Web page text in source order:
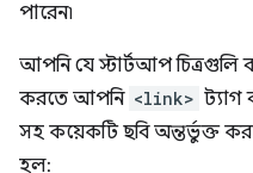
পারেন৷
আপনি যে স্টার্টআপ চিত্রগুলি
করতে আপনি <link> ট্যাগ
সহ কয়েকটি ছবি অন্তর্ভুক্ত
হল: